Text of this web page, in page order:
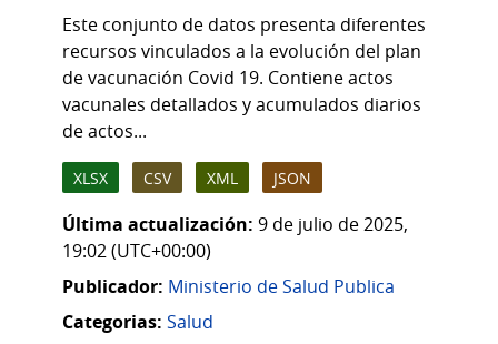
Este conjunto de datos presenta diferentes
recursos vinculados a la evolución del plan
de vacunación Covid 19. Contiene actos
vacunales detallados y acumulados diarios
de actos...
XLSX CSV XML JSON
Última actualización: 9 de julio de 2025,
19:02 (UTC+00:00)
Publicador: Ministerio de Salud Publica
Categorias: Salud